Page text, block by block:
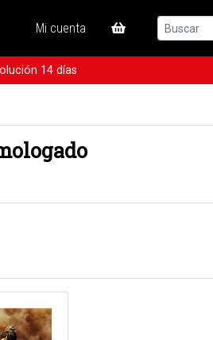
Mi cuenta
14 días